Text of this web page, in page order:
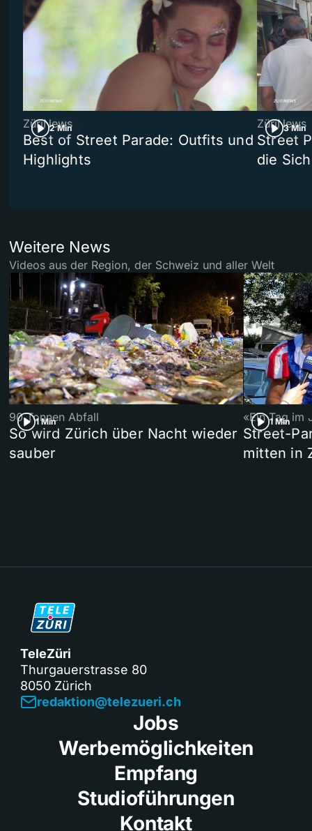
2 Min
ZüriNews
Best of Street Parade: Outfits und
Highlights
3 Min
ZüriNews
Street
die
Weitere News
Videos aus der Region, der Schweiz und aller Welt
1 Min
90 Tonnen Abfall
So wird Zürich über Nacht wieder
sauber
1 Min
«Ein Tag im
Street-
mitten in
TeleZüri
Thurgauerstrasse 80
8050 Zürich
redaktion@telezueri.ch
Jobs
Werbemöglichkeiten
Empfang
Studioführungen
Kontakt